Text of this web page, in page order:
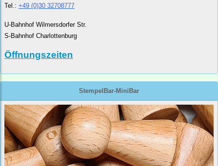
Tel.: +49 (0)30 32708777
U-Bahnhof Wilmersdorfer Str.
S-Bahnhof Charlottenburg
Öffnungszeiten
StempelBar-MiniBar